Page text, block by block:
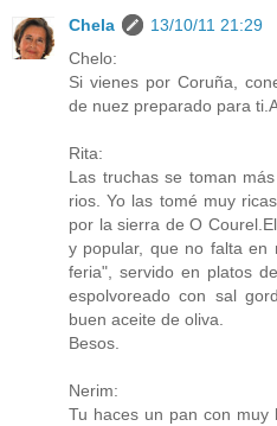
Chela
13/10/11 21:29
Chelo:
Si vienes por Coruña,
de nuez preparado para
Rita:
Las truchas se toman
rios. Yo las tomé muy
por la sierra de O
y popular, que no falta en
feria", servido en platos
espolvoreado con sal
buen aceite de oliva.
Besos.
Nerim:
Tu haces un pan con muy